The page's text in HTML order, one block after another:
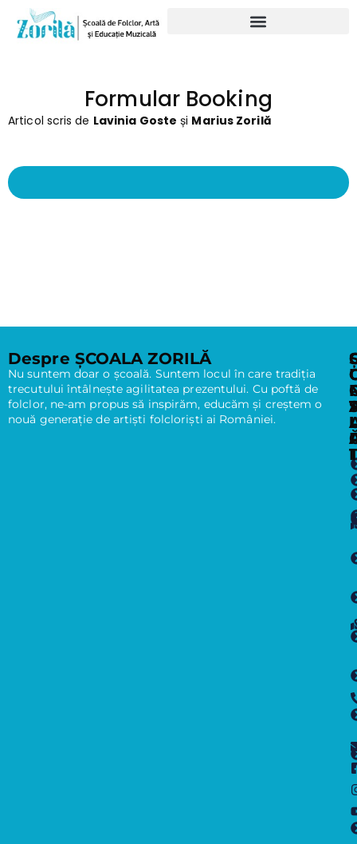
Formular Booking
Articol scris de Lavinia Goste și Marius Zorilă
Despre ȘCOALA ZORILĂ
Nu suntem doar o școală. Suntem locul în care tradiția
trecutului întâlnește agilitatea prezentului. Cu poftă de
folclor, ne-am propus să inspirăm, educăm și creștem o
nouă generație de artiști folcloriști ai României.
I